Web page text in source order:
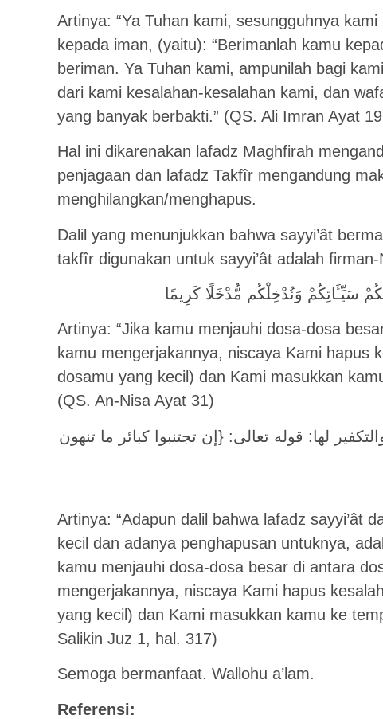
Artinya: “Ya Tuhan kami, sesungguhnya
kepada iman, (yaitu): “Berimanlah kamu
beriman. Ya Tuhan kami, ampunilah bagi
dari kami kesalahan-kesalahan kami, dan
yang banyak berbakti.” (QS. Ali Imran Ayat
Hal ini dikarenakan lafadz Maghfirah
penjagaan dan lafadz Takfîr mengandung
menghilangkan/menghapus.
Dalil yang menunjukkan bahwa sayyi’ât
takfîr digunakan untuk sayyi’ât adalah firman-
سَيِّـَٔاتِكُمْ وَنُدْخِلْكُم مُّدْخَلًا كَرِيمًا
Artinya: “Jika kamu menjauhi dosa-dosa
kamu mengerjakannya, niscaya Kami hapus
dosamu yang kecil) dan Kami masukkan
(QS. An-Nisa Ayat 31)
ﻟﻬﺎ: ﻗﻮﻟﻪ ﺗﻌﺎﻟﻰ: {ﺇﻥ ﺗﺠﺘﻨﺒﻮﺍ ﻛﺒﺎﺋﺮ ﻣﺎ ﺗﻨﻬﻮﻥ
Artinya: “Adapun dalil bahwa lafadz sayyi’ât
kecil dan adanya penghapusan untuknya,
kamu menjauhi dosa-dosa besar di antara
mengerjakannya, niscaya Kami hapus
yang kecil) dan Kami masukkan kamu ke
Salikin Juz 1, hal. 317)
Semoga bermanfaat. Wallohu a’lam.
Referensi: